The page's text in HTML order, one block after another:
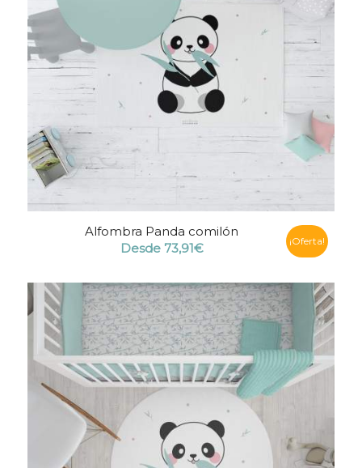
Alfombra Panda comilón
Desde 73,91€ ¡Oferta!